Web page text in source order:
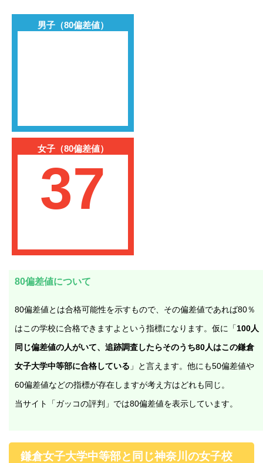
男子（80偏差値）
女子（80偏差値）
37
80偏差値について
80偏差値とは合格可能性を示すもので、その偏差値であれば80％
はこの学校に合格できますよという指標になります。仮に「100人
同じ偏差値の人がいて、追跡調査したらそのうち80人はこの鎌倉
女子大学中等部に合格している 」と言えます。他にも50偏差値や
60偏差値などの指標が存在しますが考え方はどれも同じ。
当サイト「ガッコの評判」では80偏差値を表示しています。
鎌倉女子大学中等部と同じ神奈川の女子校